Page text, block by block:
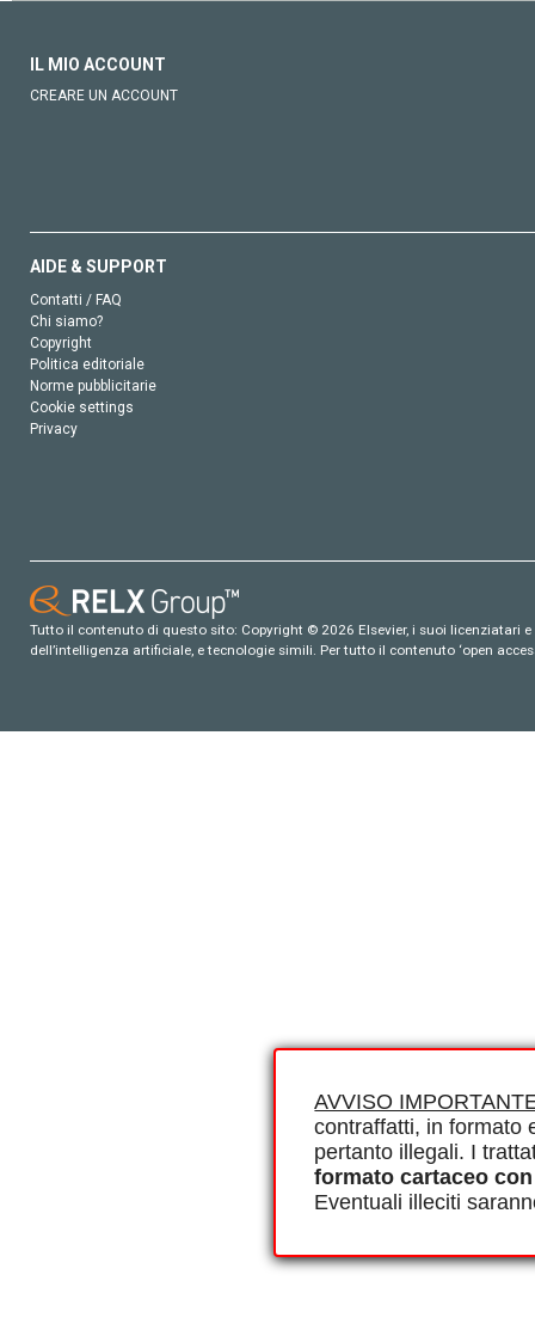
AVVISO
contraffatti, in formato
pertanto illegali. I
formato cartaceo
Eventuali illeciti
IL MIO ACCOUNT
CREARE UN ACCOUNT
AIDE & SUPPORT
Contatti / FAQ
Chi siamo?
Copyright
Politica editoriale
Norme pubblicitarie
Cookie settings
Privacy
Tutto il contenuto di questo sito: Copyright © 2026 Elsevier, i suoi
dell’intelligenza artificiale, e tecnologie simili. Per tutto il contenuto ‘open